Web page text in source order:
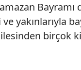
Bayramı
yakınlarıyla
birçok